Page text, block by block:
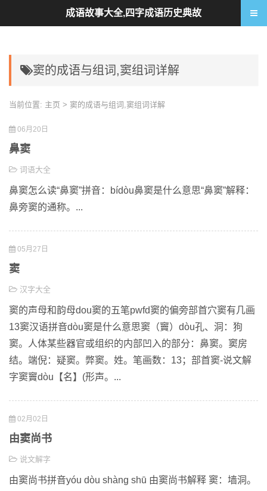
窦的成语与组词,窦组词详解
当前位置: 主页 > 窦的成语与组词,窦组词详解
06月20日
鼻窦
词语大全
鼻窦怎么读“鼻窦”拼音：bídòu鼻窦是什么意思“鼻窦”解释：
鼻旁窦的通称。...
05月27日
窦
汉字大全
窦的声母和韵母dou窦的五笔pwfd窦的偏旁部首穴窦有几画
13窦汉语拼音dòu窦是什么意思窦（竇）dòu孔、洞：狗
窦。人体某些器官或组织的内部凹入的部分：鼻窦。窦房
结。端倪：疑窦。弊窦。姓。笔画数：13；部首窦-说文解
字窦竇dòu【名】(形声。...
02月02日
由窦尚书
说文解字
由窦尚书拼音yóu dòu shàng shū 由窦尚书解释 窦：墙洞。
成语故事大全,四字成语历史典故